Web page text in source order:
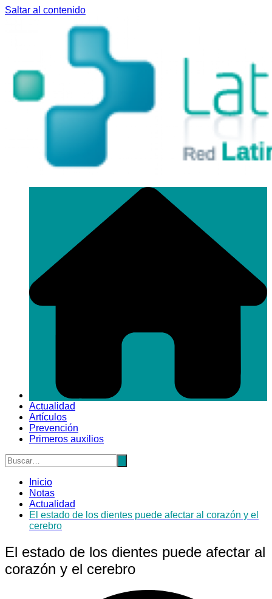
Saltar al contenido
Actualidad
Artículos
Prevención
Primeros auxilios
Inicio
Notas
Actualidad
El estado de los dientes puede afectar al corazón y el
cerebro
El estado de los dientes puede afectar al
corazón y el cerebro